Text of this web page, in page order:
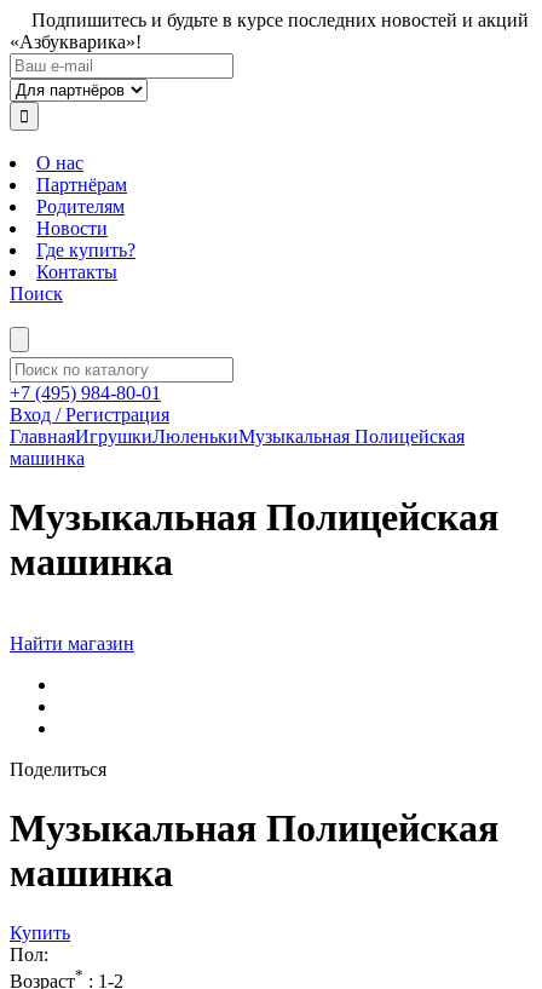
Подпишитесь и будьте в курсе последних новостей и акций
«Азбукварика»!
О нас
Партнёрам
Родителям
Новости
Где купить?
Контакты
Поиск
+7 (495) 984-80-01
Вход / Регистрация
ГлавнаяИгрушкиЛюленькиМузыкальная Полицейская
машинка
Музыкальная Полицейская
машинка
Найти магазин
Поделиться
Музыкальная Полицейская
машинка
Купить
Пол:
Возраст* : 1-2